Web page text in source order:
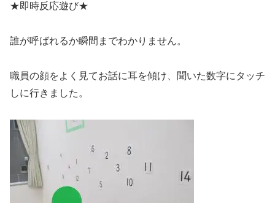
★即時反応遊び★
誰が呼ばれるか瞬間までわかりません。
職員の顔をよく見てお話に耳を傾け、聞いた数字にタッチ
しに行きました。